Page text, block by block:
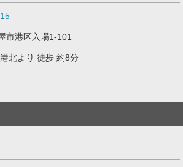
市港区入場1-101
北より 徒歩 約8分